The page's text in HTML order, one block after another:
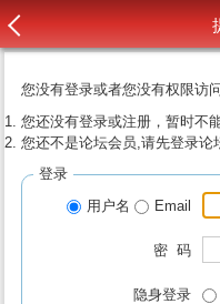
您没有登录或者您没有权限访
您还没有登录或注册，暂时不
您还不是论坛会员,请先登录论
登录
用户名
Email
密 码
隐身登录